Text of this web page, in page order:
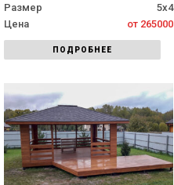
Размер
5х4
Цена
от 265000
ПОДРОБНЕЕ